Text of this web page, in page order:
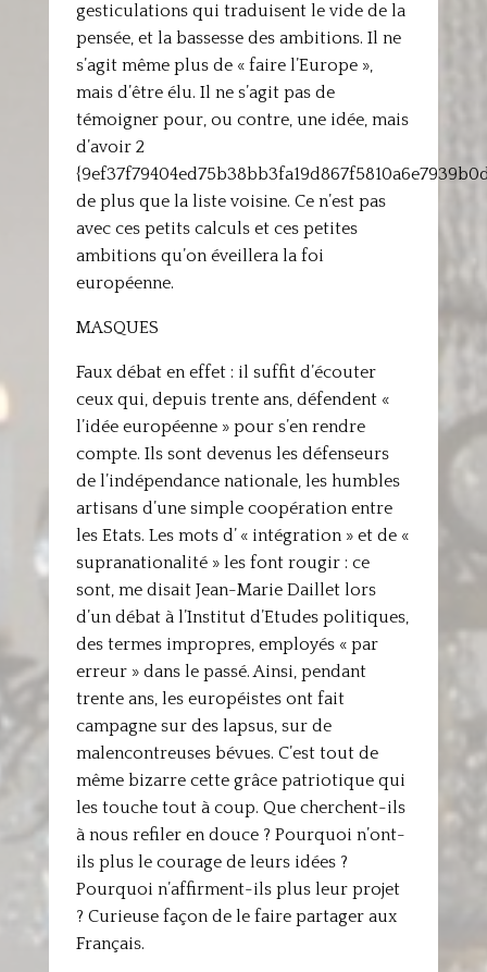
gesticulations qui traduisent le vide de la
pensée, et la bassesse des ambitions. Il ne
s’agit même plus de « faire l’Europe »,
mais d’être élu. Il ne s’agit pas de
témoigner pour, ou contre, une idée, mais
d’avoir 2
de plus que la liste voisine. Ce n’est pas
avec ces petits calculs et ces petites
ambitions qu’on éveillera la foi
européenne.
MASQUES
Faux débat en effet : il suffit d’écouter
ceux qui, depuis trente ans, défendent «
l’idée européenne » pour s’en rendre
compte. Ils sont devenus les défenseurs
de l’indépendance nationale, les humbles
artisans d’une simple coopération entre
les Etats. Les mots d’ « intégration » et de «
supranationalité » les font rougir : ce
sont, me disait Jean-Marie Daillet lors
d’un débat à l’Institut d’Etudes politiques,
des termes impropres, employés « par
erreur » dans le passé. Ainsi, pendant
trente ans, les européistes ont fait
campagne sur des lapsus, sur de
malencontreuses bévues. C’est tout de
même bizarre cette grâce patriotique qui
les touche tout à coup. Que cherchent-ils
à nous refiler en douce ? Pourquoi n’ont-
ils plus le courage de leurs idées ?
Pourquoi n’affirment-ils plus leur projet
? Curieuse façon de le faire partager aux
Français.